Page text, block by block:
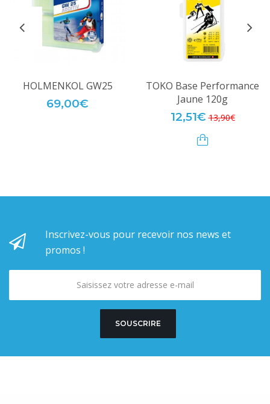
HOLMENKOL GW25
69,00€
TOKO Base Performance
Jaune 120g
12,51€ 13,90€
Inscrivez-vous pour recevoir nos news et
promos !
SOUSCRIRE